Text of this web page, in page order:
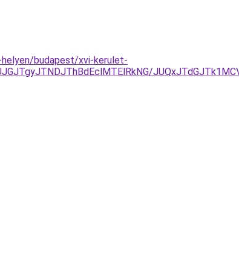
budapest/xvi-kerulet-